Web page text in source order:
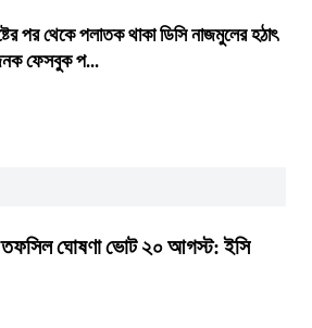
পর থেকে পলাতক থাকা ডিসি নাজমুলের হঠাৎ
ফেসবুক প...
তফসিল ঘোষণা ভোট ২০ আগস্ট: ইসি